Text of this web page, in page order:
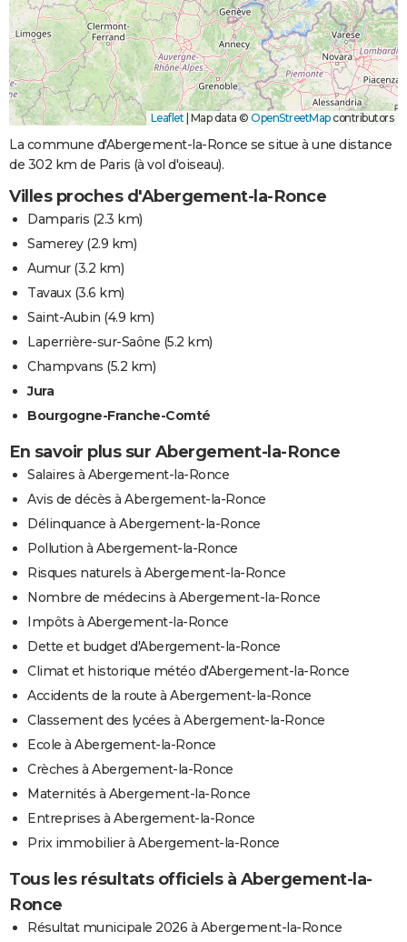
Leaflet Map data © OpenStreetMapcontributors
La commune d'Abergement-la-Ronce se situe à une distance
de 302 km de Paris (à vol d'oiseau).
Villes proches d'Abergement-la-Ronce
Damparis (2.3 km)
Samerey(2.9 km)
Aumur(3.2 km)
Tavaux(3.6 km)
Saint-Aubin (4.9 km)
Laperrière-sur-Saône (5.2 km)
Champvans (5.2 km)
Jura
Bourgogne-Franche-Comté
En savoir plus sur Abergement-la-Ronce
Salaires à Abergement-la-Ronce
Avis de décès à Abergement-la-Ronce
Délinquance à Abergement-la-Ronce
Pollution à Abergement-la-Ronce
Risques naturels à Abergement-la-Ronce
Nombre de médecins à Abergement-la-Ronce
Impôts à Abergement-la-Ronce
Dette et budget d'Abergement-la-Ronce
Climat et historique météo d'Abergement-la-Ronce
Accidents de la route à Abergement-la-Ronce
Classement des lycées à Abergement-la-Ronce
Ecole à Abergement-la-Ronce
Crèches à Abergement-la-Ronce
Maternités à Abergement-la-Ronce
Entreprises à Abergement-la-Ronce
Prix immobilier à Abergement-la-Ronce
Tous les résultats officiels à Abergement-la-
Ronce
Résultat municipale 2026 à Abergement-la-Ronce